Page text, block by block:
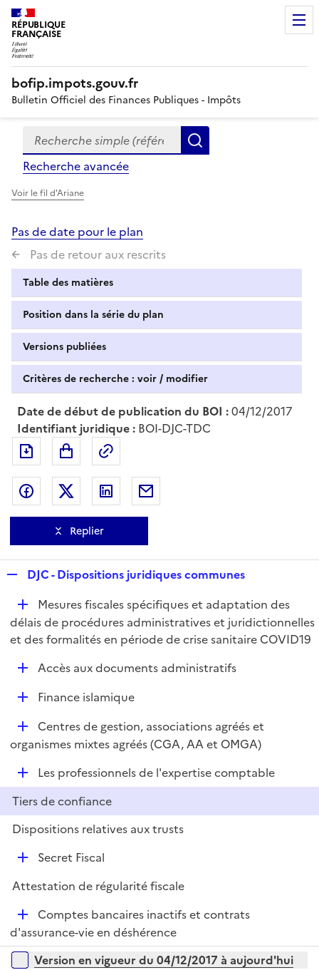
RÉPUBLIQUE
FRANÇAISE
bofip.impots.gouv.fr
Bulletin Officiel des Finances Publiques - Impôts
Formulaire
de
recherche
Recherche simple (références, mots clés, partie du
Recherche avancée
Voir le fil d'Ariane
Pas de date pour le plan
Pas de retour aux rescrits
Table des matières
Position dans la série du plan
Versions publiées
Critères de recherche : voir / modifier
Date de début de publication du BOI :04/12/2017
Identifiant juridique : BOI-DJC-TDC
Exporter le document au format pdf
Partager sur Facebook
Partager sur Twitter
Partager sur LinkedIn
Replier
p
l
i
e
r
DJC - Dispositions juridiques communes
D
é
p
Mesures fiscales spécifiques et adaptation des
délais de procédures administratives et juridictionnelles
et des formalités en période de crise sanitaire COVID19
D
e
Accès aux documents administratifs
D
l
r
Finance islamique
D
é
e
r
Centres de gestion, associations agréés et
organismes mixtes agréés (CGA, AA et OMGA)
D
é
p
l
i
Les professionnels de l'expertise comptable
Tiers de confiance
Dispositions relatives aux trusts
D
p
e
r
Secret Fiscal
Attestation de régularité fiscale
D
é
p
Comptes bancaires inactifs et contrats
d'assurance-vie en déshérence
Versions sur la période
Version en vigueur du 04/12/2017 à aujourd'hui